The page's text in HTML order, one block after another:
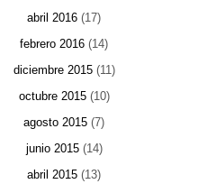
abril 2016 (17)
febrero 2016 (14)
diciembre 2015(11)
octubre 2015(10)
agosto 2015 (7)
junio 2015(14)
abril 2015 (13)